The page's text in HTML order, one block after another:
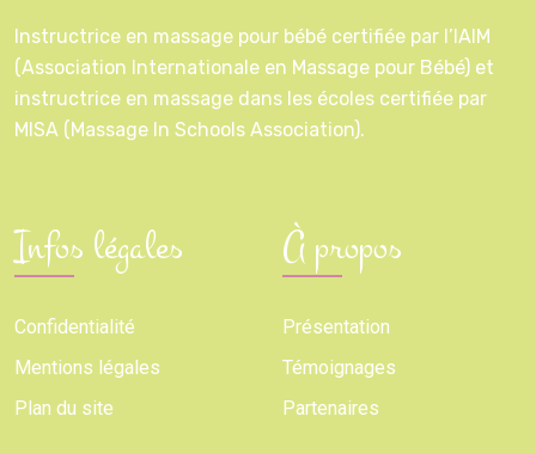
Instructrice en massage pour bébé certifiée par l’IAIM
(Association Internationale en Massage pour Bébé) et
instructrice en massage dans les écoles certifiée par
MISA (Massage In Schools Association).
Infos légales
Confidentialité
Mentions légales
Plan du site
À propos
Présentation
Témoignages
Partenaires